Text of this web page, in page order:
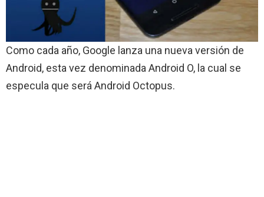
Como cada año, Google lanza una nueva versión de
Android, esta vez denominada Android O, la cual se
especula que será Android Octopus.